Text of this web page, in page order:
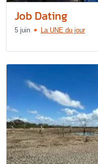
Job Dating
5 juin La UNE du jour